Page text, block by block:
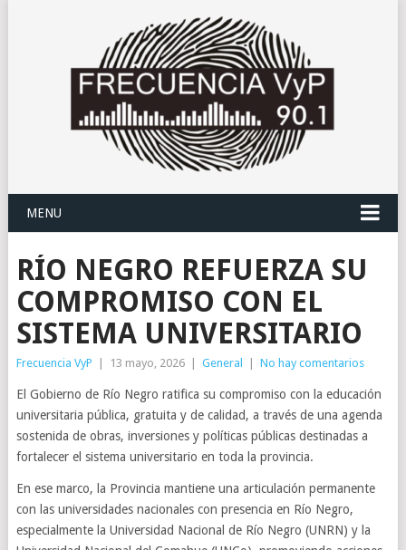
MENU
RÍO NEGRO REFUERZA SU
COMPROMISO CON EL
SISTEMA UNIVERSITARIO
Frecuencia VyP 13 mayo, 2026 General No hay comentarios
El Gobierno de Río Negro ratifica su compromiso con la educación
universitaria pública, gratuita y de calidad, a través de una agenda
sostenida de obras, inversiones y políticas públicas destinadas a
fortalecer el sistema universitario en toda la provincia.
En ese marco, la Provincia mantiene una articulación permanente
con las universidades nacionales con presencia en Río Negro,
especialmente la Universidad Nacional de Río Negro (UNRN) y la